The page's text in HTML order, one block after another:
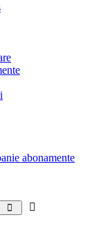
abonamente